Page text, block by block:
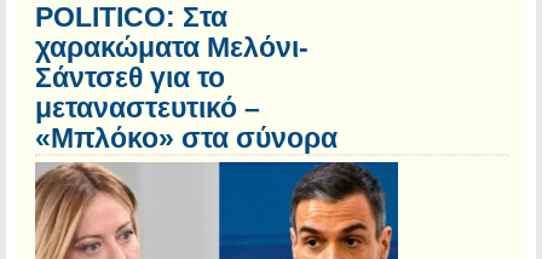
POLITICO: Στα
χαρακώματα Μελόνι-
Σάντσεθ για το
μεταναστευτικό –
«Μπλόκο» στα σύνορα